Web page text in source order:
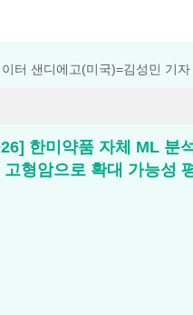
터 샌디에고(미국)=김성민 기자
한미약품 자체 ML 분
형암으로 확대 가능성